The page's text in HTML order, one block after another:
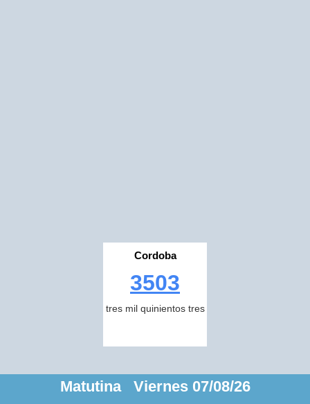
Cordoba
3503
tres mil quinientos tres
Matutina Viernes 07/08/26